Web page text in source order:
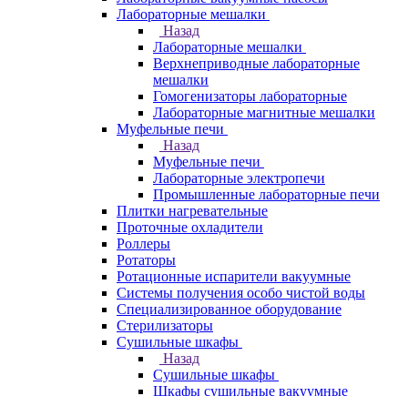
Лабораторные мешалки
Назад
Лабораторные мешалки
Верхнеприводные лабораторные
мешалки
Гомогенизаторы лабораторные
Лабораторные магнитные мешалки
Муфельные печи
Назад
Муфельные печи
Лабораторные электропечи
Промышленные лабораторные печи
Плитки нагревательные
Проточные охладители
Роллеры
Ротаторы
Ротационные испарители вакуумные
Системы получения особо чистой воды
Специализированное оборудование
Стерилизаторы
Сушильные шкафы
Назад
Сушильные шкафы
Шкафы сушильные вакуумные